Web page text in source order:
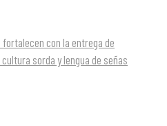
con la entrega de
sorda y lengua de señas